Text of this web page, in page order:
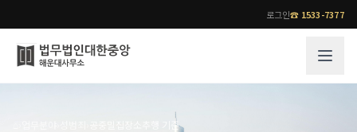
로그인☎ 1533-7377
공중밀집장소추행 기준